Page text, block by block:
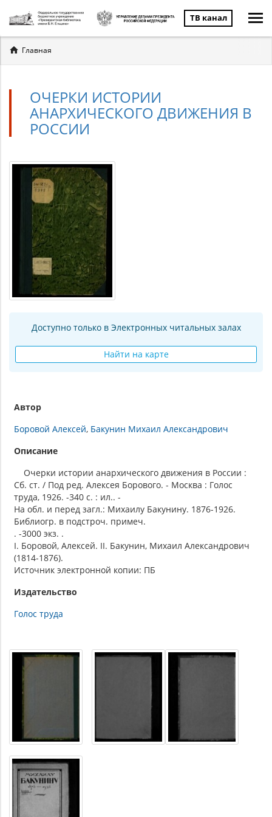
ТВ канал
Вы
здесь
Главная
ОЧЕРКИ ИСТОРИИ
АНАРХИЧЕСКОГО ДВИЖЕНИЯ В
РОССИИ
Доступно только в Электронных читальных залах
Найти на карте
Автор
Боровой Алексей Бакунин Михаил Александрович
Описание
Очерки истории анархического движения в России :
Сб. ст. / Под ред. Алексея Борового. - Москва : Голос
труда, 1926. -340 с. : ил.. -
На обл. и перед загл.: Михаилу Бакунину. 1876-1926.
Библиогр. в подстроч. примеч.
. -3000 экз. .
I. Боровой, Алексей. II. Бакунин, Михаил Александрович
(1814-1876).
Источник электронной копии: ПБ
Издательство
Голос труда